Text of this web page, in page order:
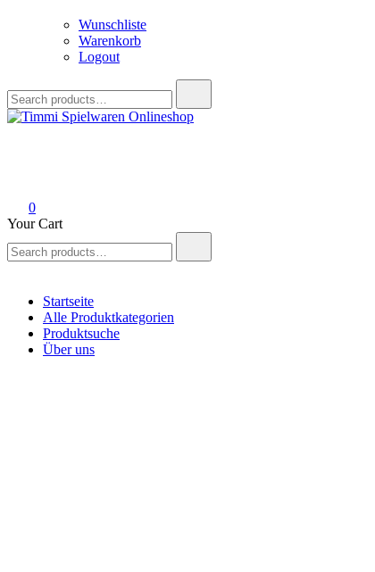
Wunschliste
Warenkorb
Logout
for:
0
Your Cart
for:
Startseite
Alle Produktkategorien
Produktsuche
Über uns